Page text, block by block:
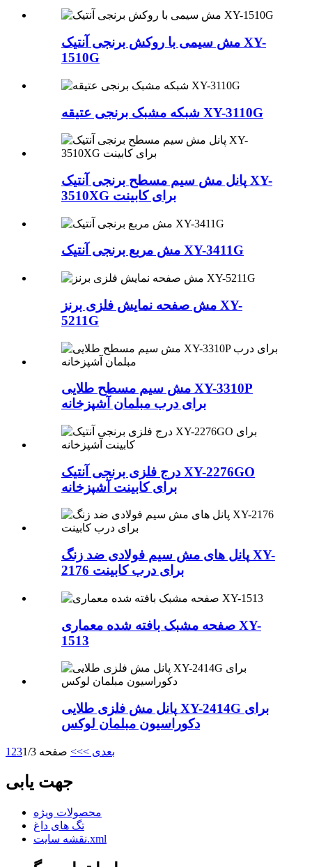
مش سیمی با روکش برنجی آنتیک XY-
1510G
شبکه مشبک برنجی عتیقه XY-3110G
پانل مش سیم مسطح برنجی آنتیک XY-
3510XG برای کابینت
مش مربع برنجی آنتیک XY-3411G
مش صفحه نمایش فلزی برنز XY-
5211G
مش سیم مسطح طلایی XY-3310P
برای درب مبلمان آشپزخانه
درج فلزی برنجی آنتیک XY-2276GO
برای کابینت آشپزخانه
پانل های مش سیم فولادی ضد زنگ XY-
2176 برای درب کابینت
صفحه مشبک بافته شده معماری XY-
1513
پانل مش فلزی طلایی XY-2414G برای
دکوراسیون مبلمان لوکس
1 23 بعدی >>> صفحه 1/3
جهت یابی
محصولات ویژه
تگ های داغ
نقشه سایت.xml